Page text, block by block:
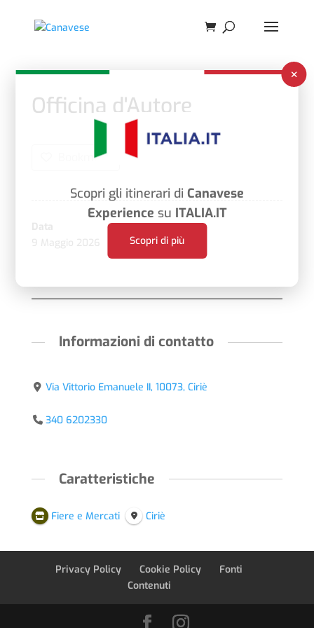
Officina d'Autore
Bookmark
Informazioni di contatto
Via Vittorio Emanuele II, 10073, Ciriè
340 6202330
Caratteristiche
Fiere e Mercati Ciriè
Privacy Policy Cookie Policy
Fonti
Contenuti
×
Scopri gli itinerari di Canavese
Experience su ITALIA.IT
Scopri di più